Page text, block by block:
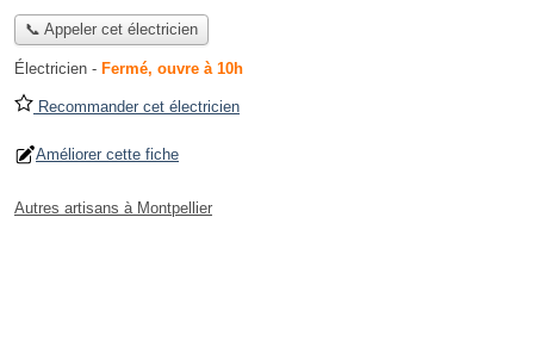
📞 Appeler cet électricien
Électricien - Fermé, ouvre à 10h
Recommander cet électricien
Améliorer cette fiche
Autres artisans à Montpellier